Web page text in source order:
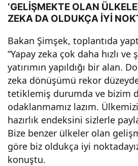
‘GELİŞMEKTE OLAN
ZEKA DA OLDUKÇA İYİ
Bakan Şimşek, toplantıda
“Yapay zeka çok daha hızlı ve
yatırımın yapıldığı bir alan.
zeka dönüşümü rekor düzeyde
tetiklemiş durumda ve bizim
odaklanmamız lazım.
hazırlık endeksini sizlerle
Bize benzer ülkeler olan
göre biz oldukça iyi
konuştu.
Enfl
asy
on
Hed
efi
202